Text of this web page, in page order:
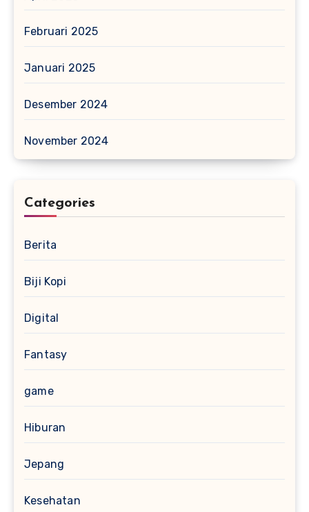
Februari 2025
Januari 2025
Desember 2024
November 2024
Categories
Berita
Biji Kopi
Digital
Fantasy
game
Hiburan
Jepang
Kesehatan